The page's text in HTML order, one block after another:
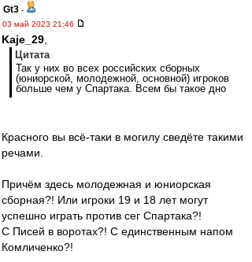
Gt3 -
03 май 2023 21:46
Kaje_29
Цитата
Так у них во всех российских сборных
(юниорской, молодежной, основной) игроков
больше чем у Спартака. Всем бы такое дно
Красного вы всё-таки в могилу сведёте такими
речами.
Причём здесь молодежная и юниорская
сборная?! Или игроки 19 и 18 лет могут
успешно играть против сег Спартака?!
С Писей в воротах?! С единственным напом
Комличенко?!